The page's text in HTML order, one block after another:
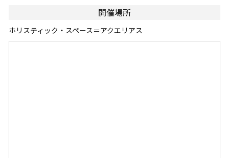
開催場所
ホリスティック・スペース＝アクエリアス